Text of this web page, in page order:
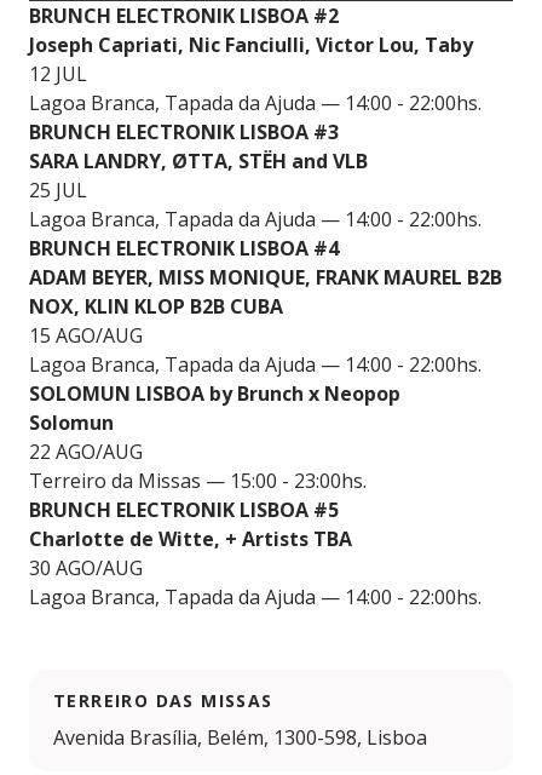
BRUNCH ELECTRONIK LISBOA #2
Joseph Capriati, Nic Fanciulli, Victor Lou, Taby
12 JUL
Lagoa Branca, Tapada da Ajuda — 14:00 - 22:00hs.
BRUNCH ELECTRONIK LISBOA #3
SARA LANDRY, ØTTA, STËH and VLB
25 JUL
Lagoa Branca, Tapada da Ajuda — 14:00 - 22:00hs.
BRUNCH ELECTRONIK LISBOA #4
ADAM BEYER, MISS MONIQUE, FRANK MAUREL B2B
NOX, KLIN KLOP B2B CUBA
15 AGO/AUG
Lagoa Branca, Tapada da Ajuda — 14:00 - 22:00hs.
SOLOMUN LISBOA by Brunch x Neopop
Solomun
22 AGO/AUG
Terreiro da Missas — 15:00 - 23:00hs.
BRUNCH ELECTRONIK LISBOA #5
Charlotte de Witte, + Artists TBA
30 AGO/AUG
Lagoa Branca, Tapada da Ajuda — 14:00 - 22:00hs.
TERREIRO DAS MISSAS
Avenida Brasília, Belém, 1300-598, Lisboa